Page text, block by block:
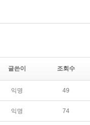
글쓴이 조회수
익명 49
익명 74